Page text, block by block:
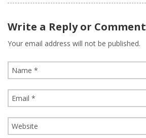
Write a Reply or Comment
Your email address will not be published.